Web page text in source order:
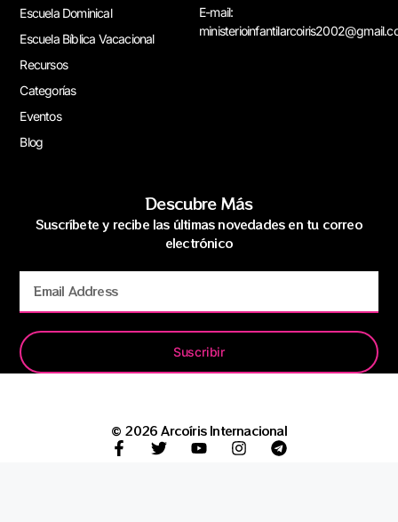
Escuela Dominical
Escuela Bíblica Vacacional
Recursos
Categorías
Eventos
Blog
E-mail:
Descubre Más
Suscríbete y recibe las últimas novedades en tu correo
electrónico
Suscribir
© 2026 Arcoíris Internacional